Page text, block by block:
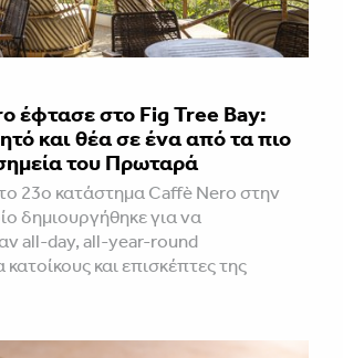
έφτασε στο Fig Tree Bay:
και θέα σε ένα από τα πιο
του Πρωταρά
23ο κατάστημα Caffè Nero στην
δημιουργήθηκε για να
all-day, all-year-round
και επισκέπτες της